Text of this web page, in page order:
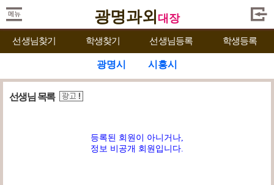
광명과외 대장
선생님찾기 학생찾기 선생님등록 학생등록
광명시 시흥시
선생님 목록
등록된 회원이 아니거나,
정보 비공개 회원입니다.